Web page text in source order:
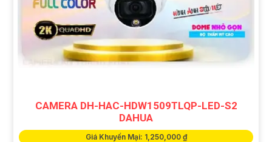
CAMERA DH-HAC-HDW1509TLQP-LED-S2
DAHUA
Giá Khuyến Mại: 1,250,000 ₫